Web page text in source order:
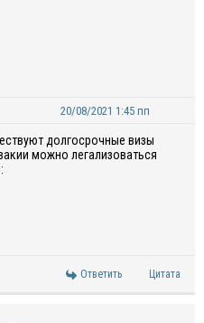
20/08/2021 1:45 пп
долгосрочные визы
можно легализоваться
Ответить Цитата